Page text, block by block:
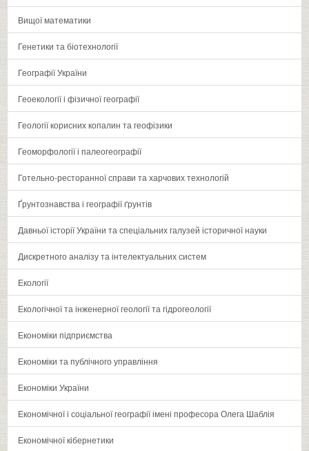
Вищої математики
Генетики та біотехнології
Географії України
Геоекології і фізичної географії
Геології корисних копалин та геофізики
Геоморфології і палеогеографії
Готельно-ресторанної справи та харчових технологій
Ґрунтознавства і географії ґрунтів
Давньої історії України та спеціальних галузей історичної науки
Дискретного аналізу та інтелектуальних систем
Екології
Екологічної та інженерної геології та гідрогеології
Економіки підприємства
Економіки та публічного управління
Економіки України
Економічної і соціальної географії імені професора Олега Шаблія
Економічної кібернетики